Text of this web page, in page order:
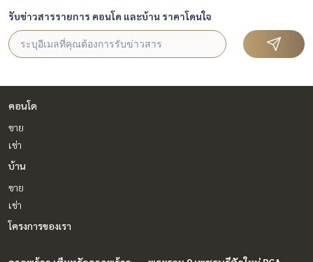
รับข่าวสารรายการ คอนโด และบ้าน ราคาโดนใจ
คอนโด
ขาย
เช่า
บ้าน
ขาย
เช่า
โครงการของเรา